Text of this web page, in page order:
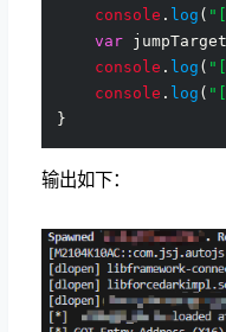
console . log(
var
console . log(
console . log(
输出如下：